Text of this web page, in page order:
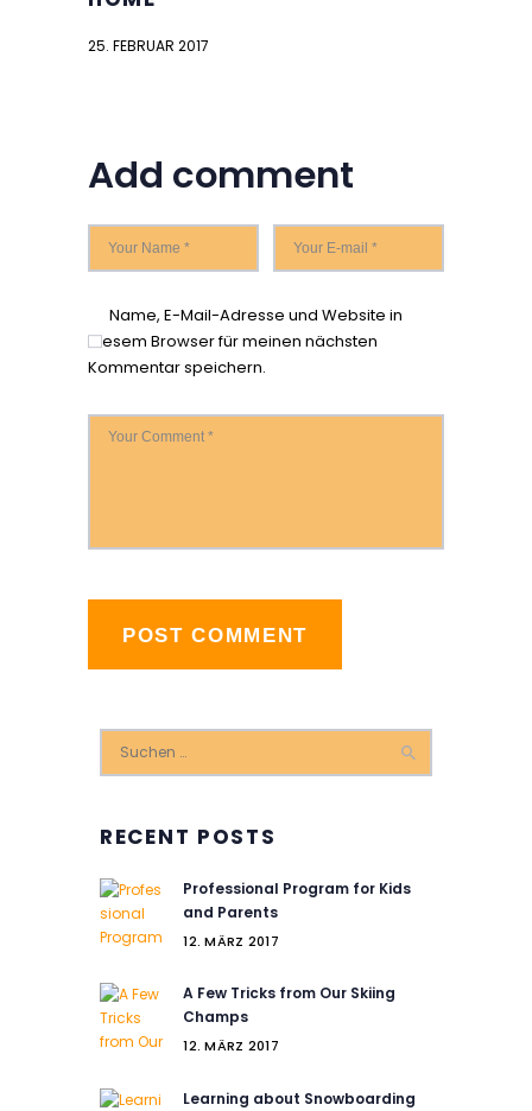
25. FEBRUAR 2017
Add comment
Name, E-Mail-Adresse und Website in
diesem Browser für meinen nächsten
Kommentar speichern.
nach:
RECENT POSTS
Professional Program for Kids
and Parents
12. MÄRZ 2017
A Few Tricks from Our Skiing
Champs
12. MÄRZ 2017
Learning about Snowboarding